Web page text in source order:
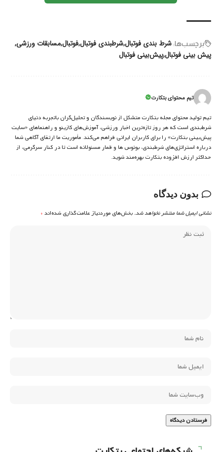
برچسب‌‌ها: شرط بندی فوتبالشرطبندی فوتبالفوتبالمسابقات ورزشی
پیش بینی فوتبالپیش‌بینی فوتبال
تیم محتوای بتکارت
تیم تولید محتوای مجله بتکارت متشکل از نویسندگان و تحلیل‌گران باتجربه دنیای
شرط‌بندی است که هر روز تازه‌ترین اخبار ورزشی، آموزش‌های کازینو و راهنماهای «سایت
پیش‌بینی بتکارت» را برای کاربران ایرانی فراهم می‌کند. مأموریت ما ارتقای آگاهی شما
درباره استراتژی‌های شرطبندی، بونوس ها و قمار مسئولانه است تا در کنار سرگرمی، از
حداکثر ارزش افزوده بتکارت بهره‌مند شوید.
بدون دیدگاه
نشانی ایمیل شما منتشر نخواهد شد. بخش‌های موردنیاز علامت‌گذاری شده‌اند*